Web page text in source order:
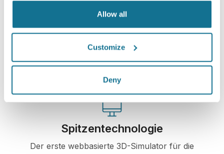
Allow all
Customize
Deny
Crisalix hat sich dazu verpflichtet, Ihre
Privatsphäre zu jeder Zeit zu schützen. Unsere
wodurch die Sicherheit und der Schutz Ihrer
Daten garantiert werden.
Spitzentechnologie
Der erste webbasierte 3D-Simulator für die